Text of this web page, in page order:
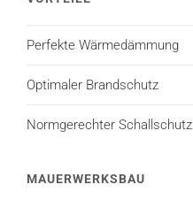
Perfekte Wärmedämmung
Optimaler Brandschutz
Normgerechter Schallschutz
MAUERWERKSBAU